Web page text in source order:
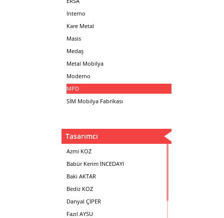
Interno
Kare Metal
Masis
Medaş
Metal Mobilya
Moderno
MPD
SİM Mobilya Fabrikası
Tasarımcı
Azmi KOZ
Babür Kerim İNCEDAYI
Baki AKTAR
Bediz KOZ
Danyal ÇİPER
Fazıl AYSU